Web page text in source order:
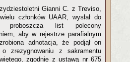
Gianni C. z Treviso,
członków UAAR, wysłał do
proboszcza list polecony
aby w rejestrze parafialnym
adnotacja, że podjął on
zrezygnowaniu z sakramentu
zgodnie z ustawą nr 675